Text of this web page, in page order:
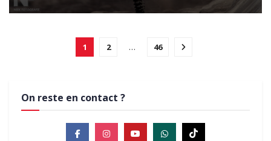
1 2 … 46
On reste en contact ?